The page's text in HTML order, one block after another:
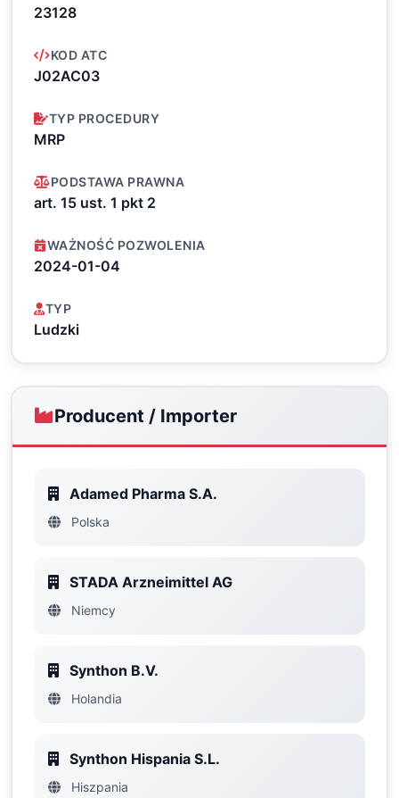
23128
KOD ATC
J02AC03
TYP PROCEDURY
MRP
PODSTAWA PRAWNA
art. 15 ust. 1 pkt 2
WAŻNOŚĆ POZWOLENIA
2024-01-04
TYP
Ludzki
Producent / Importer
Adamed Pharma S.A.
Polska
STADA Arzneimittel AG
Niemcy
Synthon B.V.
Holandia
Synthon Hispania S.L.
Hiszpania